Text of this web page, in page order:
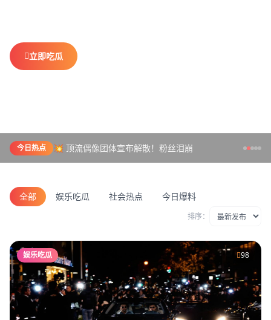
立即吃瓜
今日热点 💥 顶流偶像团体宣布解散！粉丝泪崩
全部 娱乐吃瓜 社会热点 今日爆料
排序：
娱乐吃瓜 98